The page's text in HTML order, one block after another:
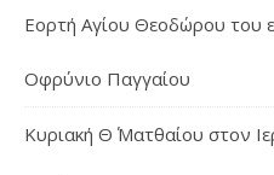
Εορτή Αγίου Θεοδώρου του
Οφρύνιο Παγγαίου
Κυριακή Θ΄ Ματθαίου στον